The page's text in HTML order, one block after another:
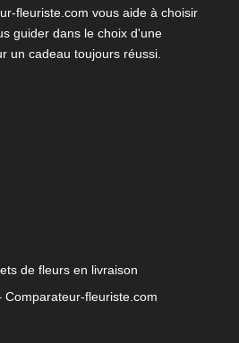
fleuriste.com vous aide à choisir
guider dans le choix d'une
un cadeau toujours réussi.
de fleurs en livraison
Comparateur-fleuriste.com